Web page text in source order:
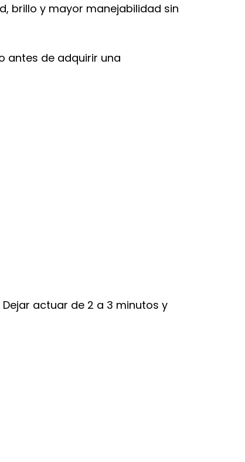
brillo y mayor manejabilidad sin
antes de adquirir una
actuar de 2 a 3 minutos y